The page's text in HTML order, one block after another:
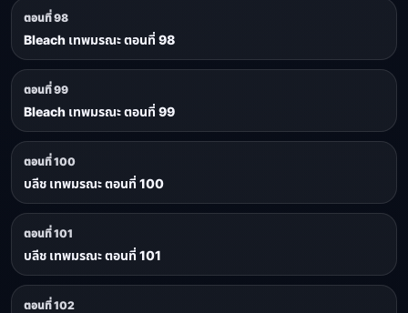
ตอนที่ 98
Bleach เทพมรณะ ตอนที่ 98
ตอนที่ 99
Bleach เทพมรณะ ตอนที่ 99
ตอนที่ 100
บลีช เทพมรณะ ตอนที่ 100
ตอนที่ 101
บลีช เทพมรณะ ตอนที่ 101
ตอนที่ 102